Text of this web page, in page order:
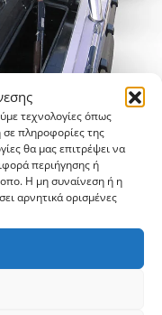
τεχνολογίες όπως
πληροφορίες της
θα μας επιτρέψει να
περιήγησης ή
Η μη συναίνεση ή η
αρνητικά ορισμένες